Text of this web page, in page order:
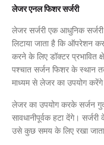
लेजर एनल फिशर सर्जरी
लेजर सर्जरी एक आधुनिक
लिटाया जाता है कि ऑपरेशन
करने के लिए डॉक्टर
पश्चात सर्जन फिशर के स्थान
माध्यम से लेजर का उपयोग
लेजर का उपयोग करके सर्जन
सावधानीपूर्वक हटा देंगे।
उसे कुछ समय के लिए रखा